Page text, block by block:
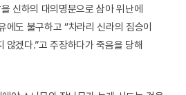
신하의 대의명분으로 삼아 위난에
에도 불구하고 “차라리 신라의 짐승이
않겠다.”고 주장하다가 죽음을 당해